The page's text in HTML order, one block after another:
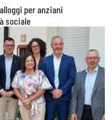
per anziani
sociale